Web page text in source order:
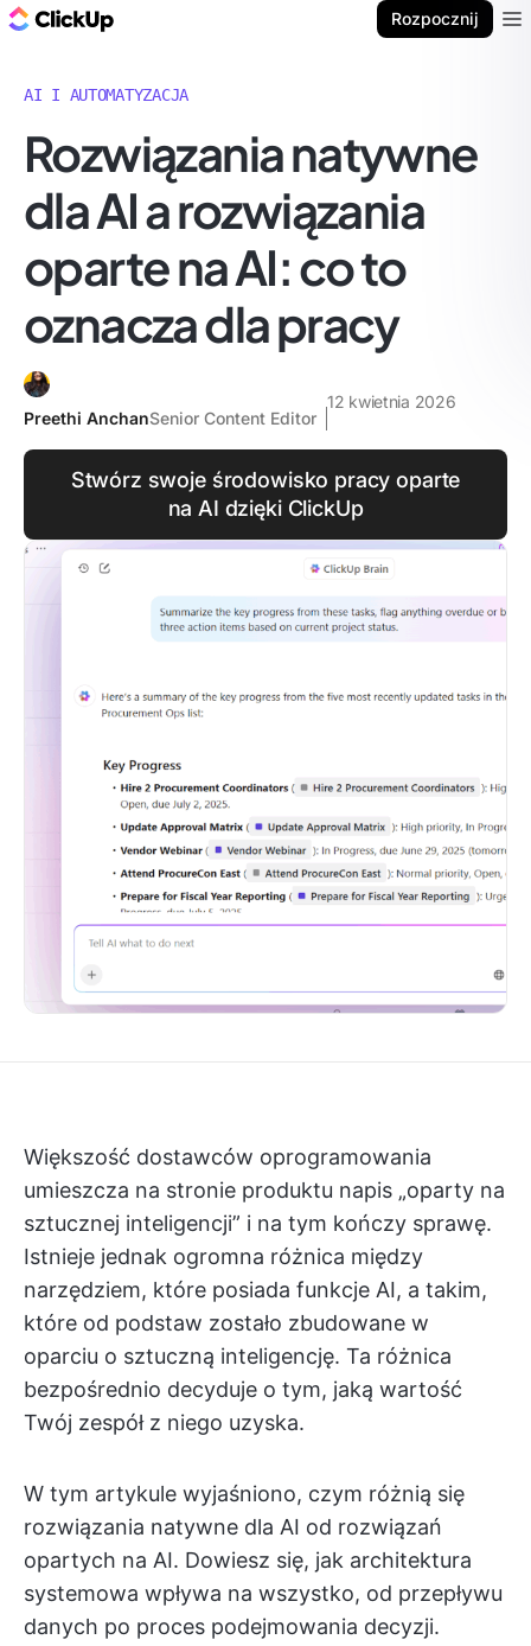
Rozpocznij
AI I AUTOMATYZACJA
Rozwiązania natywne
dla AI a rozwiązania
oparte na AI: co to
oznacza dla pracy
Preethi AnchanSenior Content Editor
12 kwietnia 2026
Stwórz swoje środowisko pracy oparte
na AI dzięki ClickUp
Większość dostawców oprogramowania
umieszcza na stronie produktu napis „oparty na
sztucznej inteligencji” i na tym kończy sprawę.
Istnieje jednak ogromna różnica między
narzędziem, które posiada funkcje AI, a takim,
które od podstaw zostało zbudowane w
oparciu o sztuczną inteligencję. Ta różnica
bezpośrednio decyduje o tym, jaką wartość
Twój zespół z niego uzyska.
W tym artykule wyjaśniono, czym różnią się
rozwiązania natywne dla AI od rozwiązań
opartych na AI. Dowiesz się, jak architektura
systemowa wpływa na wszystko, od przepływu
danych po proces podejmowania decyzji.